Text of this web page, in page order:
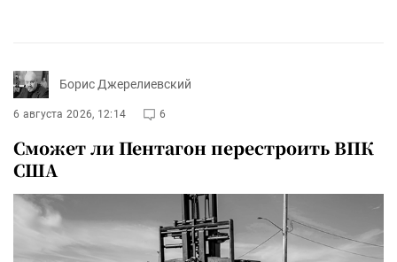
Борис Джерелиевский
6 августа 2026, 12:14 6
Сможет ли Пентагон перестроить ВПК
США